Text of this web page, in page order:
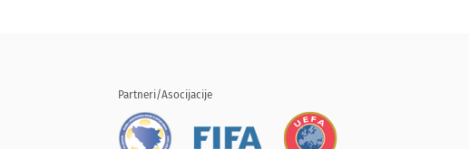
Partneri/Asocijacije